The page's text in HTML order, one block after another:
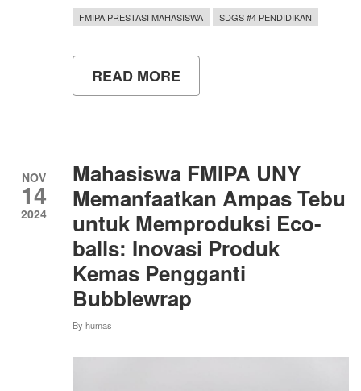
FMIPA PRESTASI MAHASISWA SDGS #4 PENDIDIKAN
READ MORE
INOVASI
PRESTASI
DI
ABDIDAYA
ORMAWA
2024
NOV
14
2024
Mahasiswa FMIPA UNY
Memanfaatkan Ampas Tebu
untuk Memproduksi Eco-
balls: Inovasi Produk
Kemas Pengganti
Bubblewrap
By humas